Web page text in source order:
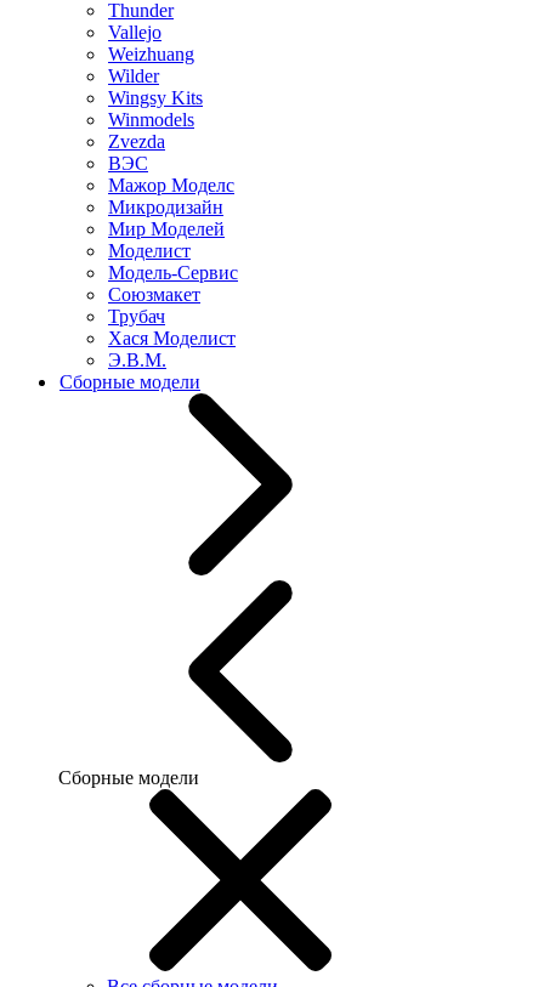
Thunder
Vallejo
Weizhuang
Wilder
Wingsy Kits
Winmodels
Zvezda
ВЭС
Мажор Моделс
Микродизайн
Мир Моделей
Моделист
Модель-Сервис
Союзмакет
Трубач
Хася Моделист
Э.В.М.
Сборные модели
Сборные модели